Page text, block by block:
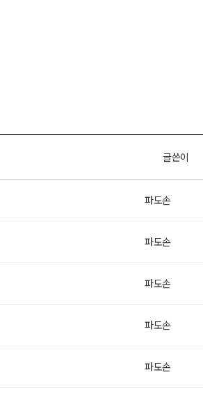
글쓴이
파도손
파도손
파도손
파도손
파도손